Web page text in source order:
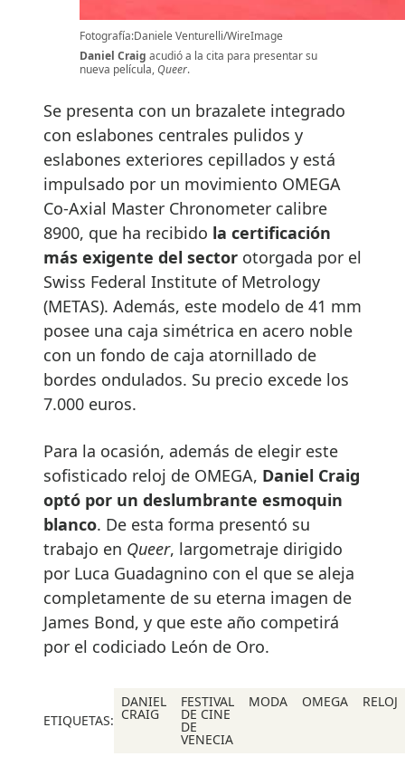
Fotografía:Daniele Venturelli/WireImage
Daniel Craig acudió a la cita para presentar su
nueva película, Queer.
Se presenta con un brazalete integrado
con eslabones centrales pulidos y
eslabones exteriores cepillados y está
impulsado por un movimiento OMEGA
Co-Axial Master Chronometer calibre
8900, que ha recibido la certificación
más exigente del sector otorgada por el
Swiss Federal Institute of Metrology
(METAS). Además, este modelo de 41 mm
posee una caja simétrica en acero noble
con un fondo de caja atornillado de
bordes ondulados. Su precio excede los
7.000 euros.
Para la ocasión, además de elegir este
sofisticado reloj de OMEGA, Daniel Craig
optó por un deslumbrante esmoquin
blanco. De esta forma presentó su
trabajo en Queer, largometraje dirigido
por Luca Guadagnino con el que se aleja
completamente de su eterna imagen de
James Bond, y que este año competirá
por el codiciado León de Oro.
ETIQUETAS:
DANIEL
CRAIG
FESTIVAL
DE CINE
DE
VENECIA
MODA OMEGA RELOJ